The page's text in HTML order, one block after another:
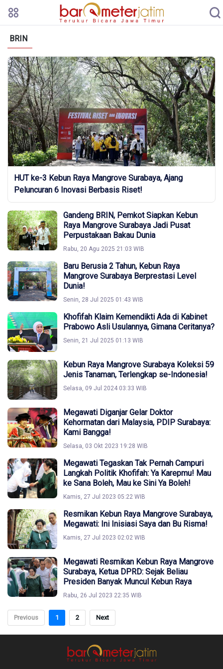
BRIN
HUT ke-3 Kebun Raya Mangrove Surabaya, Ajang
Peluncuran 6 Inovasi Berbasis Riset!
Gandeng BRIN, Pemkot Siapkan Kebun
Raya Mangrove Surabaya Jadi Pusat
Perpustakaan Bakau Dunia
Rabu, 20 Agu 2025 21:03 WIB
Baru Berusia 2 Tahun, Kebun Raya
Mangrove Surabaya Berprestasi Level
Dunia!
Senin, 28 Jul 2025 01:43 WIB
Khofifah Klaim Kemendikti Ada di Kabinet
Prabowo Asli Usulannya, Gimana Ceritanya?
Senin, 21 Jul 2025 01:13 WIB
Kebun Raya Mangrove Surabaya Koleksi 59
Jenis Tanaman, Terlengkap se-Indonesia!
Selasa, 09 Jul 2024 03:33 WIB
Megawati Diganjar Gelar Doktor
Kehormatan dari Malaysia, PDIP Surabaya:
Kami Bangga!
Selasa, 03 Okt 2023 19:28 WIB
Megawati Tegaskan Tak Pernah Campuri
Langkah Politik Khofifah: Ya Karepmu! Mau
ke Sana Boleh, Mau ke Sini Ya Boleh!
Kamis, 27 Jul 2023 05:22 WIB
Resmikan Kebun Raya Mangrove Surabaya,
Megawati: Ini Inisiasi Saya dan Bu Risma!
Kamis, 27 Jul 2023 02:02 WIB
Megawati Resmikan Kebun Raya Mangrove
Surabaya, Ketua DPRD: Sejak Beliau
Presiden Banyak Muncul Kebun Raya
Rabu, 26 Jul 2023 22:35 WIB
Previous 1 2 Next